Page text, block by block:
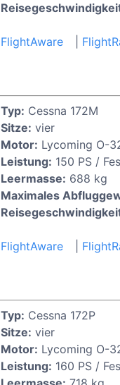
FlightAware
Typ: Cessna 172M
Sitze: vier
Motor: Lycoming O-
Leistung: 150 PS /
Leermasse: 688 kg
Maximales
FlightAware
Typ: Cessna 172P
Sitze: vier
Motor: Lycoming O-
Leistung: 160 PS /